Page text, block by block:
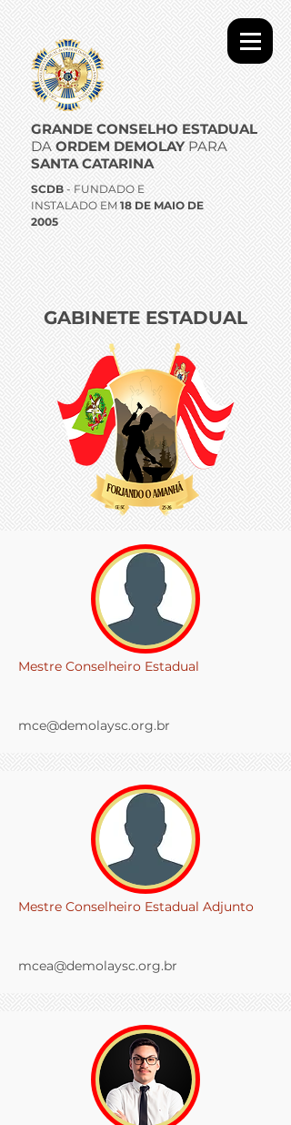
GRANDE CONSELHO ESTADUAL
DA ORDEM DEMOLAYPARA
SANTA CATARINA
SCDB - FUNDADO E
INSTALADO EM 18 DE MAIO DE
2005
GABINETE ESTADUAL
Mestre Conselheiro Estadual
mce@demolaysc.org.br
Mestre Conselheiro Estadual Adjunto
mcea@demolaysc.org.br